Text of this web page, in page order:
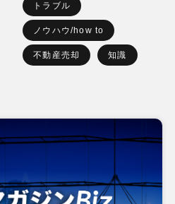
トラブル
ノウハウ/how to
不動産売却 知識